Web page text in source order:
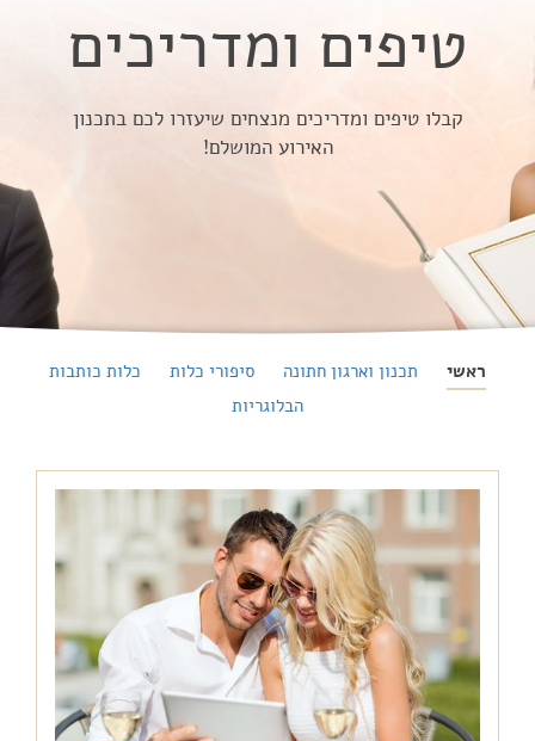
טיפים ומדריכים
קבלו טיפים ומדריכים מנצחים שיעזרו לכם בתכנון
האירוע המושלם!
ראשי תכנון וארגון חתונה סיפורי כלות
כלות כותבות
הבלוגריות